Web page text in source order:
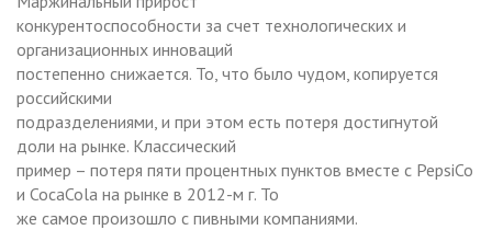
конкурентоспособности за счет технологических и
организационных инноваций
постепенно снижается. То, что было чудом, копируется
российскими
подразделениями, и при этом есть потеря достигнутой
доли на рынке. Классический
пример – потеря пяти процентных пунктов вместе с PepsiCo
и CocaCola на рынке в 2012-м г. То
же самое произошло с пивными компаниями.